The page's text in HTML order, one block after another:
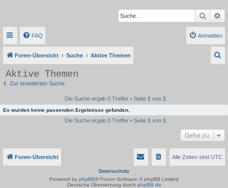
Suche
FAQ Anmelden
Foren-Übersicht Suche Aktive Themen
e
Aktive Themen
Zur erweiterten Suche
Die Suche ergab 0 Treffer • Seite 1 von 1
Es wurden keine passenden Ergebnisse gefunden.
Die Suche ergab 0 Treffer • Seite 1 von 1
Gehe zu
Foren-Übersicht Alle Zeiten sind UTC
Datenschutz
Powered by phpBB® Forum Software © phpBB Limited
Deutsche Übersetzung durch phpBB.de